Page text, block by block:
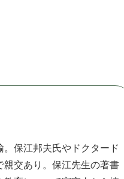
保江邦夫氏やドクタード
交あり。保江先生の著書